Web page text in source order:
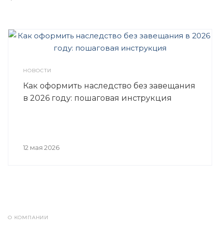
НОВОСТИ
Как оформить наследство без завещания
в 2026 году: пошаговая инструкция
12 мая 2026
О КОМПАНИИ